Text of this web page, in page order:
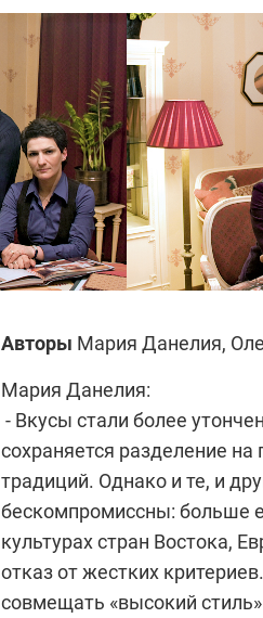
Авторы Мария Данелия,
Мария Данелия:
- Вкусы стали более
сохраняется разделение
традиций. Однако и те, и
бескомпромиссны: больше
культурах стран Востока,
отказ от жестких
совмещать «высокий